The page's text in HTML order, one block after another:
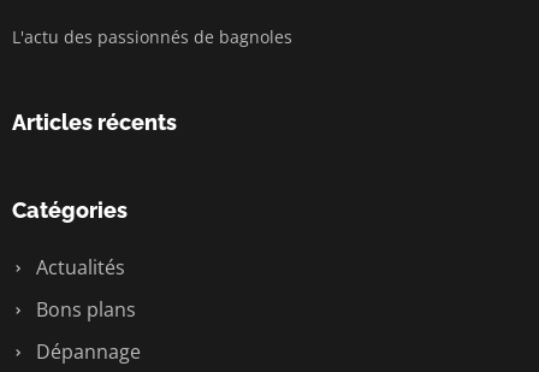
L'actu des passionnés de bagnoles
Articles récents
Catégories
Actualités
Bons plans
Dépannage